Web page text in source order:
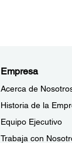
Empresa
Acerca de
Historia de la
Equipo Ejecutivo
Trabaja con